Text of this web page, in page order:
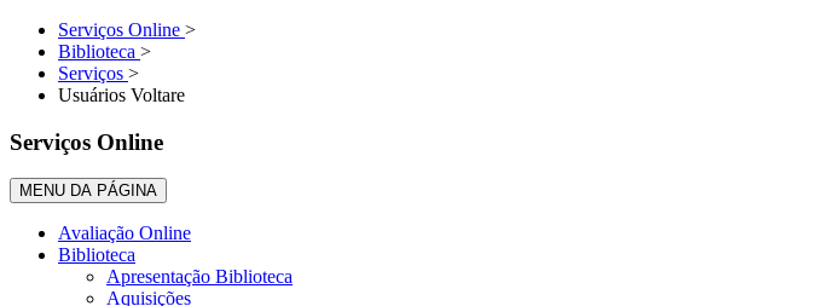
Serviços Online >
Biblioteca >
Serviços >
Usuários Voltare
Serviços Online
MENU DA PÁGINA
Avaliação Online
Biblioteca
Apresentação Biblioteca
Aquisições